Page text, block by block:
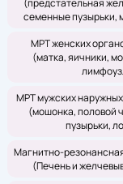
(предстательная
семенные пузырьки,
МРТ женских
(матка, яичники,
МРТ мужских
(мошонка, половой
пузырьки,
Магнитно-
(Печень и